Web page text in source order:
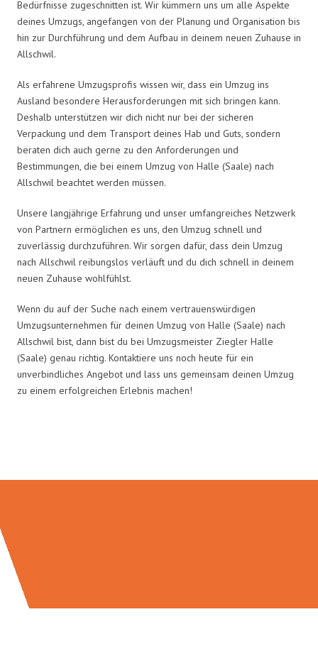
Bedürfnisse zugeschnitten ist. Wir kümmern uns um alle Aspekte
deines Umzugs, angefangen von der Planung und Organisation bis
hin zur Durchführung und dem Aufbau in deinem neuen Zuhause in
Allschwil.
Als erfahrene Umzugsprofis wissen wir, dass ein Umzug ins
Ausland besondere Herausforderungen mit sich bringen kann.
Deshalb unterstützen wir dich nicht nur bei der sicheren
Verpackung und dem Transport deines Hab und Guts, sondern
beraten dich auch gerne zu den Anforderungen und
Bestimmungen, die bei einem Umzug von Halle (Saale) nach
Allschwil beachtet werden müssen.
Unsere langjährige Erfahrung und unser umfangreiches Netzwerk
von Partnern ermöglichen es uns, den Umzug schnell und
zuverlässig durchzuführen. Wir sorgen dafür, dass dein Umzug
nach Allschwil reibungslos verläuft und du dich schnell in deinem
neuen Zuhause wohlfühlst.
Wenn du auf der Suche nach einem vertrauenswürdigen
Umzugsunternehmen für deinen Umzug von Halle (Saale) nach
Allschwil bist, dann bist du bei Umzugsmeister Ziegler Halle
(Saale) genau richtig. Kontaktiere uns noch heute für ein
unverbindliches Angebot und lass uns gemeinsam deinen Umzug
zu einem erfolgreichen Erlebnis machen!